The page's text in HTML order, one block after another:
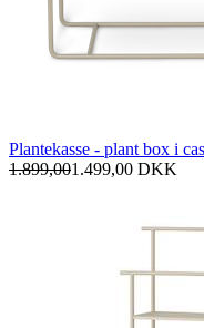
Plantekasse - plant box i
1.899,001.499,00 DKK